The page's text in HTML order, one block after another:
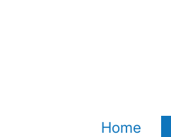
Home